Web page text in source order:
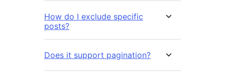
How do I exclude specific
posts?
Does it support pagination?